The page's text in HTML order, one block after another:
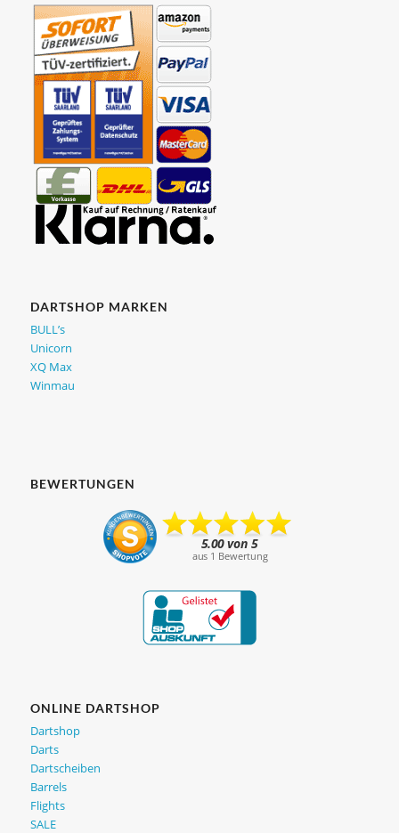
DARTSHOP MARKEN
BULL’s
Unicorn
XQ Max
Winmau
BEWERTUNGEN
ONLINE DARTSHOP
Dartshop
Darts
Dartscheiben
Barrels
Flights
SALE